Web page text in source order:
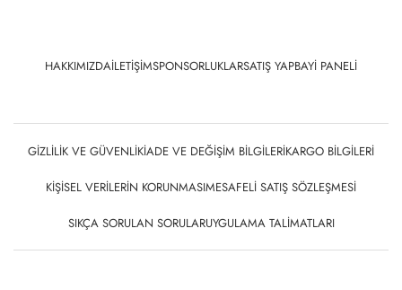
HAKKIMIZDAİLETIŞIMSPONSORLUKLARSATIŞ YAPBAYI PANELI
GIZLILIK VE GÜVENLIKİADE VE DEĞIŞIM BILGILERIKARGO BILGILERI
KIŞISEL VERILERIN KORUNMASIMESAFELI SATIŞ SÖZLEŞMESI
SIKÇA SORULAN SORULARUYGULAMA TALIMATLARI